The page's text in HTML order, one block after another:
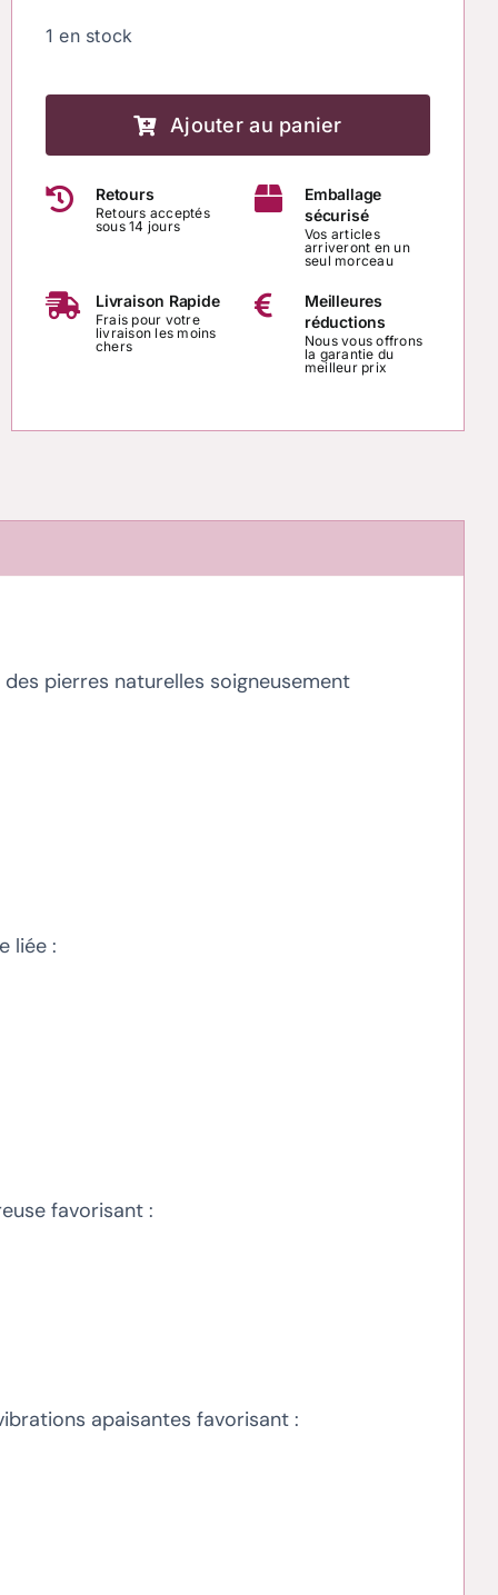
1 en stock
de
“Om
Harmonie
Énergétique”
Bracelet
artisanal
Ajouter au panier
Retours
Retours acceptés
sous 14 jours
Emballage
sécurisé
Vos articles
arriveront en un
seul morceau
Livraison Rapide
Frais pour votre
livraison les moins
chers
Meilleures
réductions
Nous vous offrons
la garantie du
meilleur prix
pierres naturelles soigneusement
liée :
favorisant :
apaisantes favorisant :